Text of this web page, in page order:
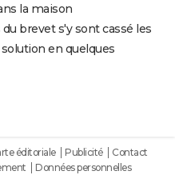
la maison
brevet s'y sont cassé les
en quelques
éditoriale Publicité
Contact
Données personnelles